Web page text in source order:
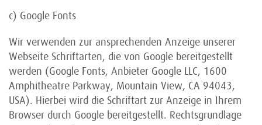
c) Google Fonts
Wir verwenden zur ansprechenden Anzeige unserer
Webseite Schriftarten, die von Google bereitgestellt
werden (Google Fonts, Anbieter Google LLC, 1600
Amphitheatre Parkway, Mountain View, CA 94043,
USA). Hierbei wird die Schriftart zur Anzeige in Ihrem
Browser durch Google bereitgestellt. Rechtsgrundlage